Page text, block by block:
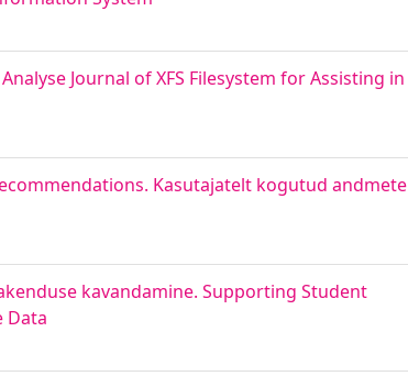
Journal of XFS Filesystem for Assisting in
Kasutajatelt kogutud andmete
kavandamine. Supporting Student
Data